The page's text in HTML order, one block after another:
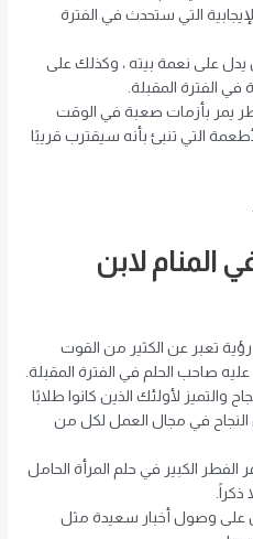
التي ستحدث في الفترة
على نعمة بيته ، وكذلك على
الفترة المقبلة.
يمر بأزمات صعبة في الوقت
التي تنبئ بأنه سيقترب قريبًا
المنام لابن
تعبر عن الكثير من القوت
صاحب الحلم في الفترة المقبلة.
والتميز لأولئك الذين كانوا طلابًا
النجاح في مجال العمل لكل من
الكبير في حلم المرأة الحامل
على وصول أخبار سعيدة مثل